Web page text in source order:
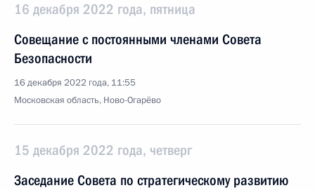
16 декабря 2022 года, пятница
Совещание с постоянными членами Совета
Безопасности
16 декабря 2022 года, 11:55
Московская область, Ново-Огарёво
15 декабря 2022 года, четверг
Заседание Совета по стратегическому развитию